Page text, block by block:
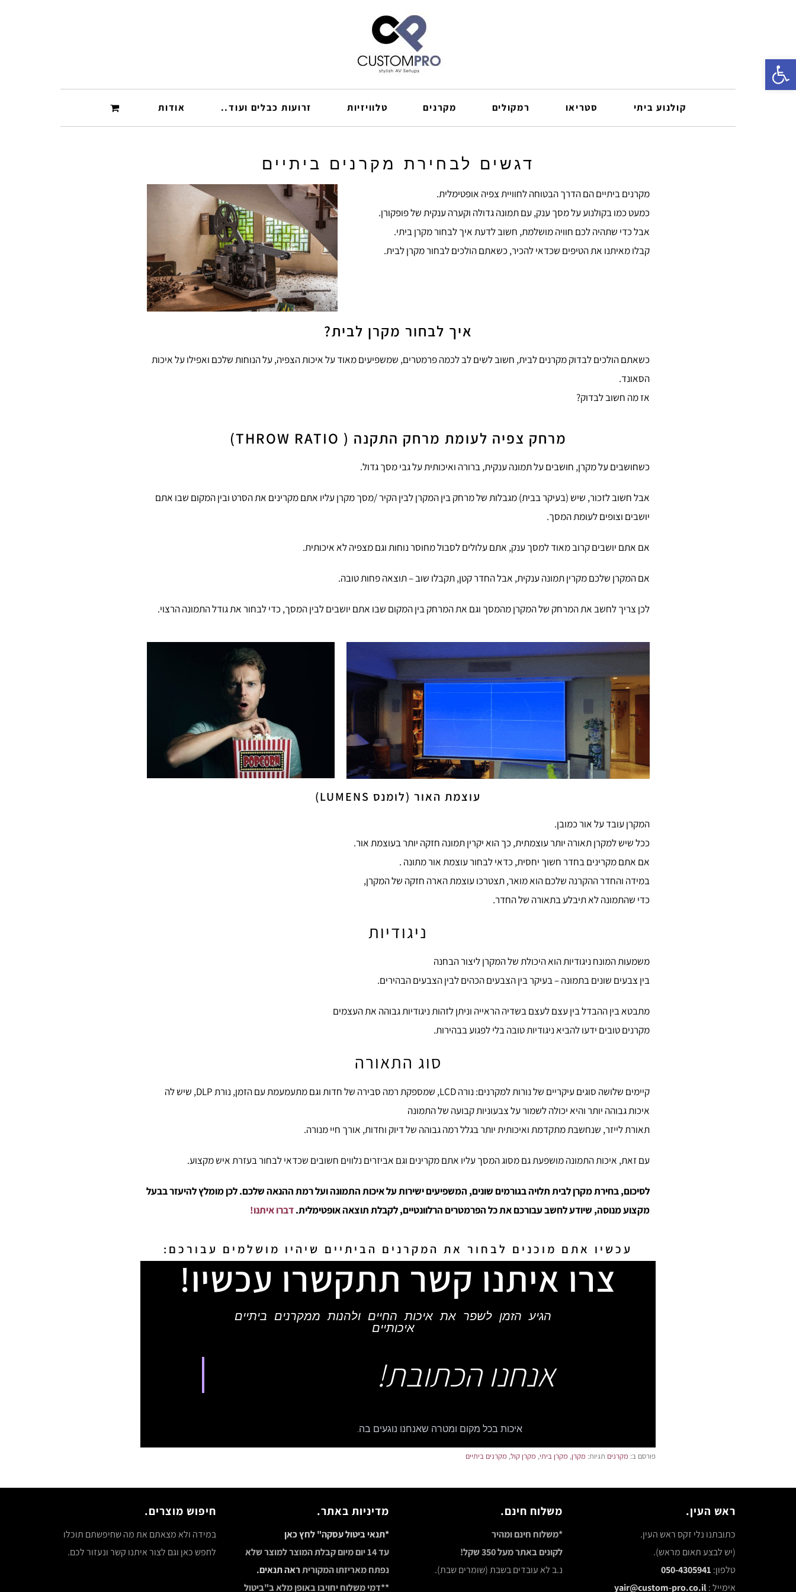
קולנוע ביתי סטריאו רמקולים מקרנים טלוויזיות זרועות כבלים ועוד.. אודות
דגשים לבחירת מקרנים ביתיים
מקרנים ביתיים הם הדרך הבטוחה לחוויית צפיה אופטימלית.
כמעט כמו בקולנוע על מסך ענק, עם תמונה גדולה וקערה ענקית של פופקורן.
אבל כדי שתהיה לכם חוויה מושלמת, חשוב לדעת איך לבחור מקרן ביתי.
קבלו מאיתנו את הטיפים שכדאי להכיר, כשאתם הולכים לבחור מקרן לבית.
איך לבחור מקרן לבית?
כשאתם הולכים לבדוק מקרנים לבית, חשוב לשים לב לכמה פרמטרים, שמשפיעים מאוד על איכות הצפיה, על הנוחות שלכם ואפילו על איכות
הסאונד.
אז מה חשוב לבדוק?
מרחק צפיה לעומת מרחק התקנה ( THROW RATIO)
כשחושבים על מקרן, חושבים על תמונה ענקית, ברורה ואיכותית על גבי מסך גדול.
אבל חשוב לזכור, שיש (בעיקר בבית) מגבלות של מרחק בין המקרן לבין הקיר /מסך מקרן עליו אתם מקרינים את הסרט ובין המקום שבו אתם
יושבים וצופים לעומת המסך.
אם אתם יושבים קרוב מאוד למסך ענק, אתם עלולים לסבול מחוסר נוחות וגם מצפיה לא איכותית.
אם המקרן שלכם מקרין תמונה ענקית, אבל החדר קטן, תקבלו שוב – תוצאה פחות טובה.
לכן צריך לחשב את המרחק של המקרן מהמסך וגם את המרחק בין המקום שבו אתם יושבים לבין המסך, כדי לבחור את גודל התמונה הרצוי.
עוצמת האור (לומנס LUMENS)
המקרן עובד על אור כמובן.
ככל שיש למקרן תאורה יותר עוצמתית, כך הוא יקרין תמונה חזקה יותר בעוצמת אור.
אם אתם מקרינים בחדר חשוך יחסית, כדאי לבחור עוצמת אור מתונה .
במידה והחדר ההקרנה שלכם הוא מואר, תצטרכו עוצמת הארה חזקה של המקרן,
כדי שהתמונה לא תיבלע בתאורה של החדר.
ניגודיות
משמעות המונח ניגודיות הוא היכולת של המקרן ליצור הבחנה
בין צבעים שונים בתמונה – בעיקר בין הצבעים הכהים לבין הצבעים הבהירים.
מתבטא בין ההבדל בין עצם לעצם בשדיה הראייה וניתן לזהות ניגודיות גבוהה את העצמים
מקרנים טובים ידעו להביא ניגודיות טובה בלי לפגוע בבהירות.
סוג התאורה
קיימים שלושה סוגים עיקריים של נורות למקרנים: נורה LCD, שמספקת רמה סבירה של חדות וגם מתעמעמת עם הזמן, נורת DLP, שיש לה
איכות גבוהה יותר והיא יכולה לשמור על צבעוניות קבועה של התמונה
תאורת לייזר, שנחשבת מתקדמת ואיכותית יותר בגלל רמה גבוהה של דיוק וחדות, אורך חיי מנורה.
עם זאת, איכות התמונה מושפעת גם מסוג המסך עליו אתם מקרינים וגם אביזרים נלווים חשובים שכדאי לבחור בעזרת איש מקצוע.
לסיכום, בחירת מקרן לבית תלויה בגורמים שונים, המשפיעים ישירות על איכות התמונה ועל רמת ההנאה שלכם. לכן מומלץ להיעזר בבעל
מקצוע מנוסה, שיודע לחשב עבורכם את כל הפרמטרים הרלוונטיים, לקבלת תוצאה אופטימלית.דברו איתנו!
עכשיו אתם מוכנים לבחור את המקרנים הביתיים שיהיו מושלמים​ עבורכם:
צרו איתנו קשר תתקשרו עכשיו!
הגיע הזמן לשפר את איכות החיים ולהנות ממקרנים ביתיים
איכותיים
אנחנו הכתובת!
איכות בכל מקום ומטרה שאנחנו נוגעים בה.
פורסם ב: מקרנים תגיות: מקרן, מקרן ביתי, מקרן קול, מקרנים ביתיים
ראש העין.
כתובתנו נלי זקס ראש העין.
(יש לבצע תאום מראש).
טלפון: 050-4305941
אימייל :yair@custom-pro.co.il
משלוח חינם.
*משלוח חינם ומהיר
לקונים באתר מעל 350 שקל!
נ.ב לא עובדים בשבת (שומרים שבת).
מדיניות באתר.
*תנאי ביטול עסקה" לחץ כאן
עד 14 יום מיום קבלת המוצר למוצר שלא
נפתח מאריזתו המקוריתראה תנאים.
**דמי משלוח יחויבו באופן מלא ב"ביטול
חיפוש מוצרים.
במידה ולא מצאתם את מה שחיפשתם תוכלו
לחפש כאן וגם לצור איתנו קשר ונעזור לכם.
פתח סרגל נגישות